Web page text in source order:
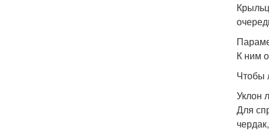
К ним
Чтобы
Уклон
Для